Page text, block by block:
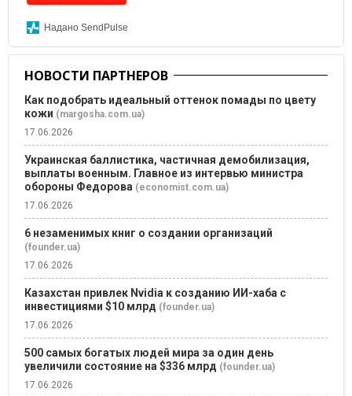
Надано SendPulse
НОВОСТИ ПАРТНЕРОВ
Как подобрать идеальный оттенок помады по цвету
кожи (margosha.com.ua)
17.06.2026
Украинская баллистика, частичная демобилизация,
выплаты военным. Главное из интервью министра
обороны Федорова (economist.com.ua)
17.06.2026
6 незаменимых книг о создании организаций
(founder.ua)
17.06.2026
Казахстан привлек Nvidia к созданию ИИ-хаба с
инвестициями $10 млрд (founder.ua)
17.06.2026
500 самых богатых людей мира за один день
увеличили состояние на $336 млрд (founder.ua)
17.06.2026